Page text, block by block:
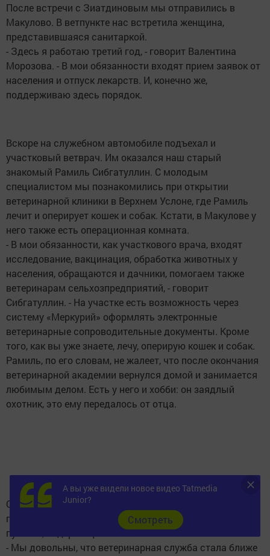
После встречи с Зиатдиновым мы отправились в
Макулово. В ветпункте нас встретила женщина,
представившаяся санитаркой.
- Здесь я работаю третий год, - говорит Валентина
Морозова. - В мои обязанности входят прием заявок от
населения и отпуск лекарств. И, конечно же,
поддерживаю здесь порядок.
Вскоре на служебном автомобиле подъехал и
участковый ветврач. Им оказался наш старый
знакомый Рамиль Сибгатуллин. С молодым
специалистом мы познакомились при открытии
ветеринарной клиники в Верхнем Услоне, где Рамиль
лечит и оперирует кошек и собак. Кстати, в Макулове у
него также есть операционная комната.
- В мои обязанности, как участкового врача, входят
исследование, вакцинация, обработка животных у
населения, обращаются и дачники, помогаем также
ветеринарам сельхозпредприятий, - говорит
Сибгатуллин. - На участке есть возможность через
систему «Меркурий» оформлять электронные
ветеринарные сопроводительные документы. Кроме
того, как вы уже знаете, лечу, оперирую кошек и собак.
Рамиль, по его словам, не жалеет, что после окончания
ветеринарной академии вернулся домой и занимается
любимым делом. Есть у него и хобби: он заядлый
охотник, это ему передалось от отца.
О работе ветеринарного участка и его врача
положительно отзываются и жители населенных
пунктов, содержащие животных.
- Мы довольны, что ветеринарная служба стала ближе
А вы уже видели новое видео Tatmedia
Junior?
Cмотреть